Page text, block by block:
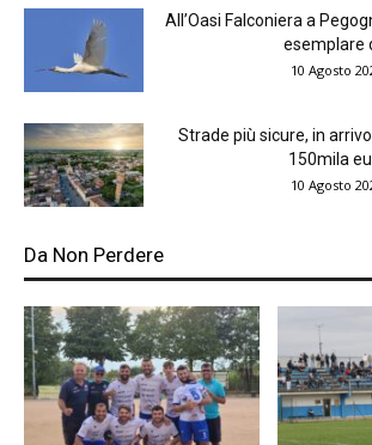
All’Oasi Falconiera a
esemplare
10 Agosto
Strade più sicure, in
150mila
10 Agosto
Da Non Perdere